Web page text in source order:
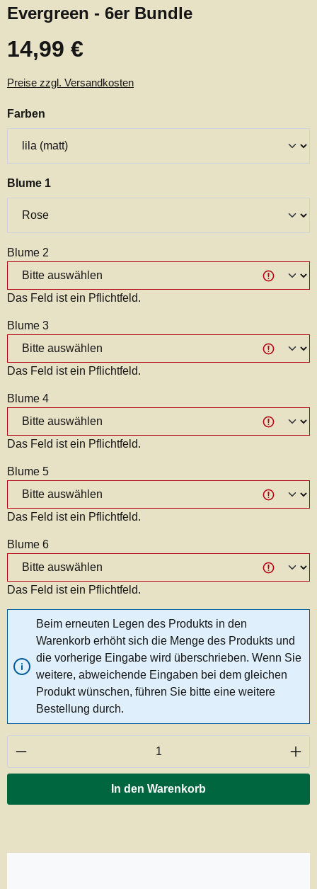
Evergreen - 6er Bundle
Regulärer Preis:
14,99 €
Preise zzgl. Versandkosten
Farben
Blume 1
Blume 2
Das Feld ist ein Pflichtfeld.
Blume 3
Das Feld ist ein Pflichtfeld.
Blume 4
Das Feld ist ein Pflichtfeld.
Blume 5
Das Feld ist ein Pflichtfeld.
Blume 6
Das Feld ist ein Pflichtfeld.
Beim erneuten Legen des Produkts in den
Warenkorb erhöht sich die Menge des Produkts und
die vorherige Eingabe wird überschrieben. Wenn Sie
weitere, abweichende Eingaben bei dem gleichen
Produkt wünschen, führen Sie bitte eine weitere
Bestellung durch.
Produkt Anzahl: Gib den gewünschten
In den Warenkorb